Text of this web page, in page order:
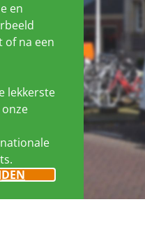
en
of na een
lekkerste